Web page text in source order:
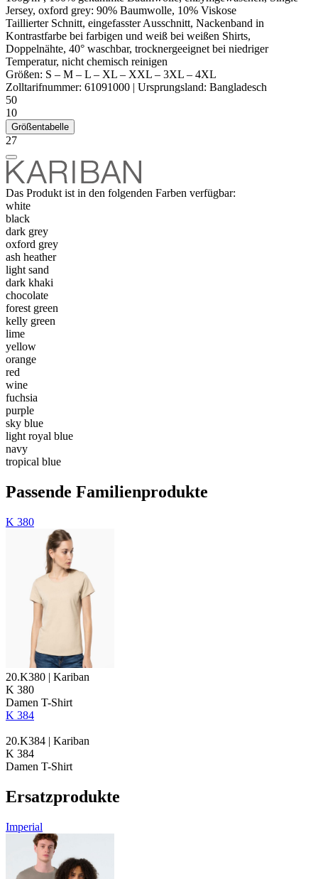
Jersey, oxford grey: 90% Baumwolle, 10% Viskose
Taillierter Schnitt, eingefasster Ausschnitt, Nackenband in
Kontrastfarbe bei farbigen und weiß bei weißen Shirts,
Doppelnähte, 40° waschbar, trocknergeeignet bei niedriger
Temperatur, nicht chemisch reinigen
Größen: S – M – L – XL – XXL – 3XL – 4XL
Zolltarifnummer: 61091000 | Ursprungsland: Bangladesch
50
10
Größentabelle
27
Das Produkt ist in den folgenden Farben verfügbar:
white
black
dark grey
oxford grey
ash heather
light sand
dark khaki
chocolate
forest green
kelly green
lime
yellow
orange
red
wine
fuchsia
purple
sky blue
light royal blue
navy
tropical blue
Passende Familienprodukte
K 380
20.K380 | Kariban
K 380
Damen T-Shirt
K 384
20.K384 | Kariban
K 384
Damen T-Shirt
Ersatzprodukte
Imperial